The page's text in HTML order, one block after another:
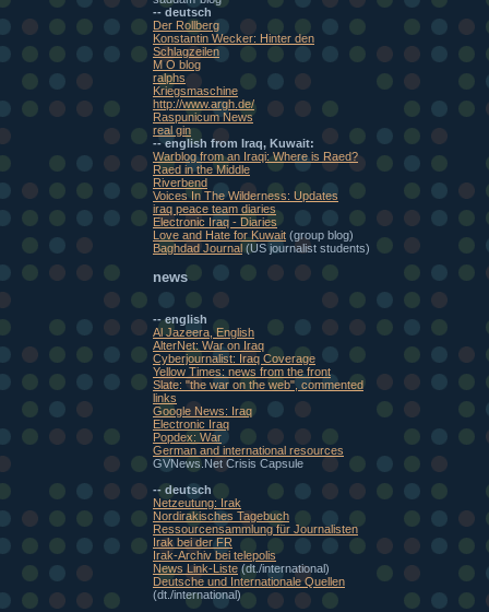
-- deutsch
Der Rollberg
Konstantin Wecker: Hinter den
Schlagzeilen
M O blog
ralphs
Kriegsmaschine
http://www.argh.de/
Raspunicum News
real gin
-- english from Iraq, Kuwait:
Warblog from an Iraqi: Where is Raed?
Raed in the Middle
Riverbend
Voices In The Wilderness: Updates
iraq peace team diaries
Electronic Iraq - Diaries
Love and Hate for Kuwait (group blog)
Baghdad Journal (US journalist students)
news
-- english
Al Jazeera, English
AlterNet: War on Iraq
Cyberjournalist: Iraq Coverage
Yellow Times: news from the front
Slate: "the war on the web", commented
links
Google News: Iraq
Electronic Iraq
Popdex: War
German and international resources
GVNews.Net Crisis Capsule
-- deutsch
Netzeutung: Irak
Nordirakisches Tagebuch
Ressourcensammlung für Journalisten
Irak bei der FR
Irak-Archiv bei telepolis
News Link-Liste (dt./international)
Deutsche und Internationale Quellen
(dt./international)